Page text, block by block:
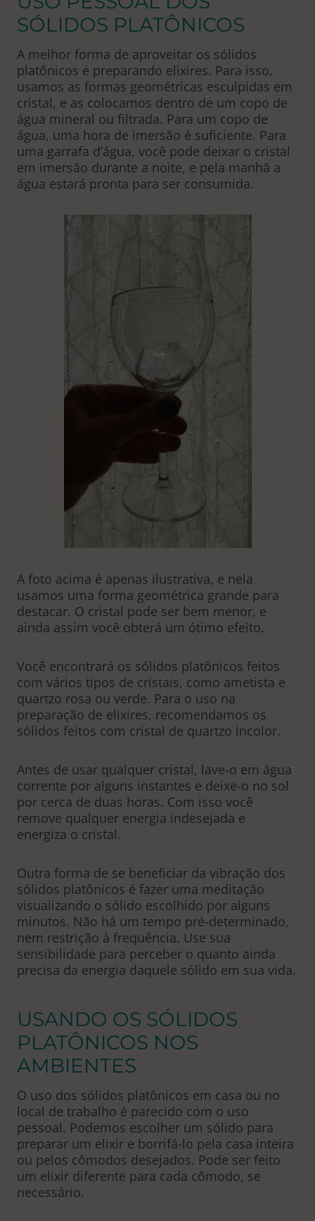
SÓLIDOS PLATÔNICOS
A melhor forma de aproveitar os sólidos
platônicos é preparando elixires. Para isso,
usamos as formas geométricas esculpidas em
cristal, e as colocamos dentro de um copo de
água mineral ou filtrada. Para um copo de
água, uma hora de imersão é suficiente. Para
uma garrafa d’água, você pode deixar o cristal
em imersão durante a noite, e pela manhã a
água estará pronta para ser consumida.
A foto acima é apenas ilustrativa, e nela
usamos uma forma geométrica grande para
destacar. O cristal pode ser bem menor, e
ainda assim você obterá um ótimo efeito.
Você encontrará os sólidos platônicos feitos
com vários tipos de cristais, como ametista e
quartzo rosa ou verde. Para o uso na
preparação de elixires, recomendamos os
sólidos feitos com cristal de quartzo incolor.
Antes de usar qualquer cristal, lave-o em água
corrente por alguns instantes e deixe-o no sol
por cerca de duas horas. Com isso você
remove qualquer energia indesejada e
energiza o cristal.
Outra forma de se beneficiar da vibração dos
sólidos platônicos é fazer uma meditação
visualizando o sólido escolhido por alguns
minutos. Não há um tempo pré-determinado,
nem restrição à frequência. Use sua
sensibilidade para perceber o quanto ainda
precisa da energia daquele sólido em sua vida.
USANDO OS SÓLIDOS
PLATÔNICOS NOS
AMBIENTES
O uso dos sólidos platônicos em casa ou no
local de trabalho é parecido com o uso
pessoal. Podemos escolher um sólido para
preparar um elixir e borrifá-lo pela casa inteira
ou pelos cômodos desejados. Pode ser feito
um elixir diferente para cada cômodo, se
necessário.